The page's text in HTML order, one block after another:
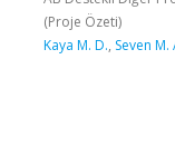
(Proje Özeti)
Kaya M. D., Seven M.